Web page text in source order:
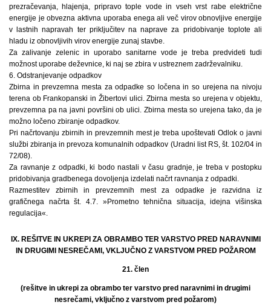
prezračevanja, hlajenja, pripravo tople vode in vseh vrst rabe električne
energije je obvezna aktivna uporaba enega ali več virov obnovljive energije
v lastnih napravah ter priključitev na naprave za pridobivanje toplote ali
hladu iz obnovljivih virov energije zunaj stavbe.
Za zalivanje zelenic in uporabo sanitarne vode je treba predvideti tudi
možnost uporabe deževnice, ki naj se zbira v ustreznem zadrževalniku.
6. Odstranjevanje odpadkov
Zbirna in prevzemna mesta za odpadke so ločena in so urejena na nivoju
terena ob Frankopanski in Žibertovi ulici. Zbirna mesta so urejena v objektu,
prevzemna pa na javni površini ob ulici. Zbirna mesta so urejena tako, da je
možno ločeno zbiranje odpadkov.
Pri načrtovanju zbirnih in prevzemnih mest je treba upoštevati Odlok o javni
službi zbiranja in prevoza komunalnih odpadkov (Uradni list RS, št. 102/04 in
72/08).
Za ravnanje z odpadki, ki bodo nastali v času gradnje, je treba v postopku
pridobivanja gradbenega dovoljenja izdelati načrt ravnanja z odpadki.
Razmestitev zbirnih in prevzemnih mest za odpadke je razvidna iz
grafičnega načrta št. 4.7. »Prometno tehnična situacija, idejna višinska
regulacija«.
IX. REŠITVE IN UKREPI ZA OBRAMBO TER VARSTVO PRED NARAVNIMI
IN DRUGIMI NESREČAMI, VKLJUČNO Z VARSTVOM PRED POŽAROM
21. člen
(rešitve in ukrepi za obrambo ter varstvo pred naravnimi in drugimi
nesrečami, vključno z varstvom pred požarom)